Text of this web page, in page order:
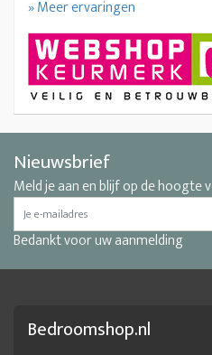
» Meer ervaringen
Nieuwsbrief
Meld je aan en blijf op de hoogte
Bedankt voor uw aanmelding
Bedroomshop.nl